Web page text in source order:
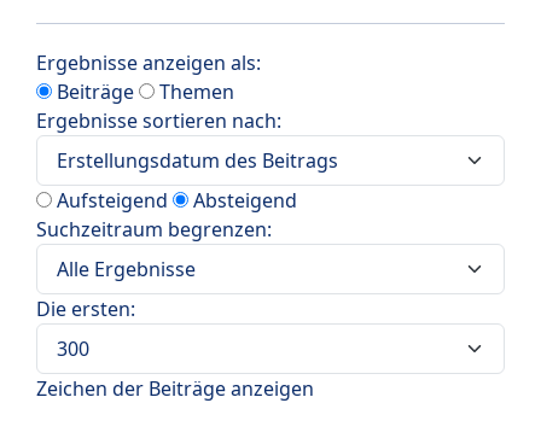
Ergebnisse anzeigen als:
Beiträge
Themen
Ergebnisse sortieren nach:
Aufsteigend
Absteigend
Suchzeitraum begrenzen:
Die ersten:
Zeichen der Beiträge anzeigen